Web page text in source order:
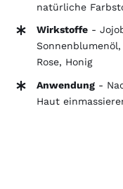
natürliche
Wirkstoffe -
Rose, Honig
Anwendung -
Haut